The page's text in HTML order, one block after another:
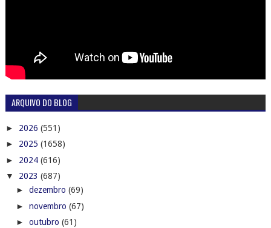
ARQUIVO DO BLOG
► 2026 (551)
► 2025 (1658)
► 2024 (616)
▼ 2023 (687)
► dezembro (69)
► novembro (67)
► outubro (61)